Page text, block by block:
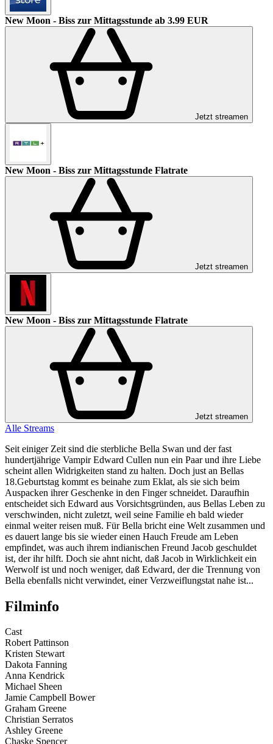
New Moon - Biss zur Mittagsstunde ab 3.99 EUR
Jetzt streamen
New Moon - Biss zur Mittagsstunde Flatrate
Jetzt streamen
New Moon - Biss zur Mittagsstunde Flatrate
Jetzt streamen
Alle Streams
Seit einiger Zeit sind die sterbliche Bella Swan und der fast
hundertjährige Vampir Edward Cullen nun ein Paar und ihre Liebe
scheint allen Widrigkeiten stand zu halten. Doch just an Bellas
18.Geburtstag kommt es beinahe zum Eklat, als sie sich beim
Auspacken ihrer Geschenke in den Finger schneidet. Daraufhin
entscheidet sich Edward aus Vorsichtsgründen, aus Bellas Leben zu
verschwinden, nicht zuletzt, weil seine Familie eh bald wieder
einmal weiter reisen muß. Für Bella bricht eine Welt zusammen und
es dauert lange bis sie wieder einen Hauch Freude am Leben
empfindet, was auch ihrem indianischen Freund Jacob geschuldet
ist, der ihr hilft. Doch sie ahnt nicht, daß Jacob in Wirklichkeit ein
Werwolf ist und noch weniger, daß Edward, der die Trennung von
Bella ebenfalls nicht verwindet, einer Verzweiflungstat nahe ist...
Filminfo
Cast
Robert Pattinson
Kristen Stewart
Dakota Fanning
Anna Kendrick
Michael Sheen
Jamie Campbell Bower
Graham Greene
Christian Serratos
Ashley Greene
Chaske Spencer